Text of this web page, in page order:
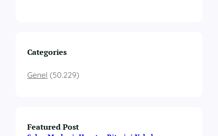
Categories
Genel (50.229)
Featured Post